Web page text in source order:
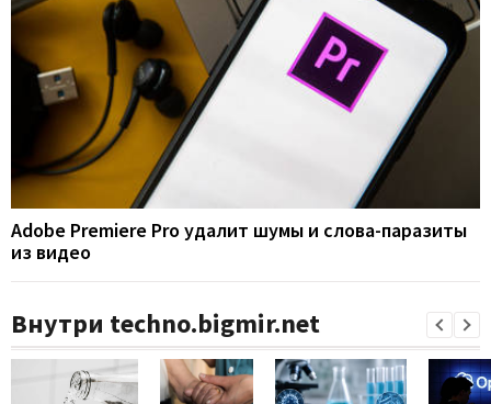
Adobe Premiere Pro удалит шумы и слова-паразиты
из видео
Внутри techno.bigmir.net